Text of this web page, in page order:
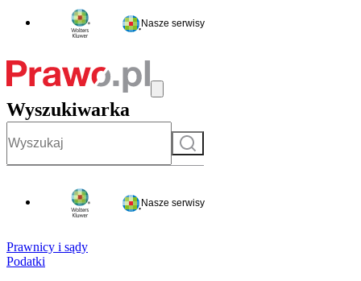
Nasze serwisy
Wyszukiwarka
Szukaj
Nasze serwisy
Prawnicy i sądy
Podatki